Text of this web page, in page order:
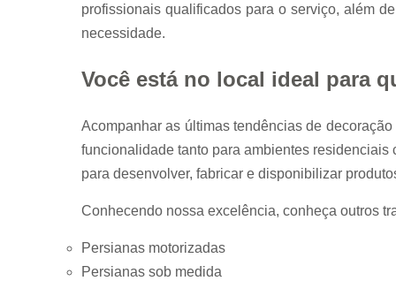
profissionais qualificados para o serviço, além
necessidade.
Você está no local ideal para
Acompanhar as últimas tendências de
funcionalidade tanto para ambientes
para desenvolver, fabricar e disponibilizar
Conhecendo nossa excelência, conheça outros
Persianas motorizadas
Persianas sob medida